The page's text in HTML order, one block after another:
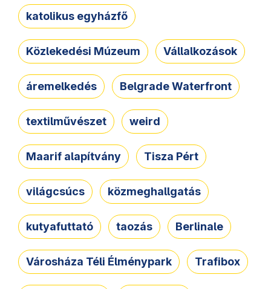
katolikus egyházfő
Közlekedési Múzeum Vállalkozások
áremelkedés Belgrade Waterfront
textilművészet weird
Maarif alapítvány Tisza Pért
világcsúcs közmeghallgatás
kutyafuttató taozás Berlinale
Városháza Téli Élménypark Trafibox